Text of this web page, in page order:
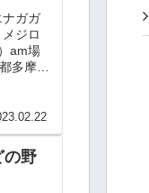
ナガガ
ジロ
am場
多摩市
の野